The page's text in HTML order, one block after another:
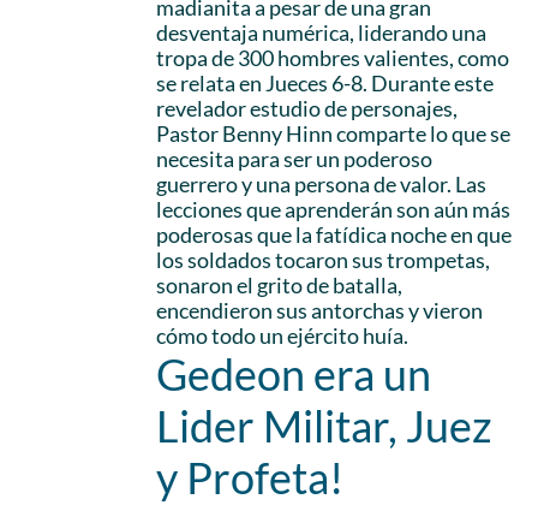
madianita a pesar de una gran
desventaja numérica, liderando una
tropa de 300 hombres valientes, como
se relata en Jueces 6-8. Durante este
revelador estudio de personajes,
Pastor Benny Hinn comparte lo que se
necesita para ser un poderoso
guerrero y una persona de valor. Las
lecciones que aprenderán son aún más
poderosas que la fatídica noche en que
los soldados tocaron sus trompetas,
sonaron el grito de batalla,
encendieron sus antorchas y vieron
cómo todo un ejército huía.
Gedeon era un
Lider Militar, Juez
y Profeta!